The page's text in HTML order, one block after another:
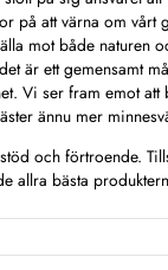
på att värna om vårt
mot både naturen
är ett gemensamt
Vi ser fram emot
ännu mer
och förtroende.
allra bästa